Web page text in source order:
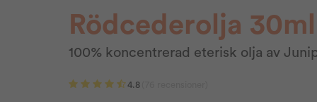
Rödcederolja
100% koncentrerad eterisk olja av
4.8